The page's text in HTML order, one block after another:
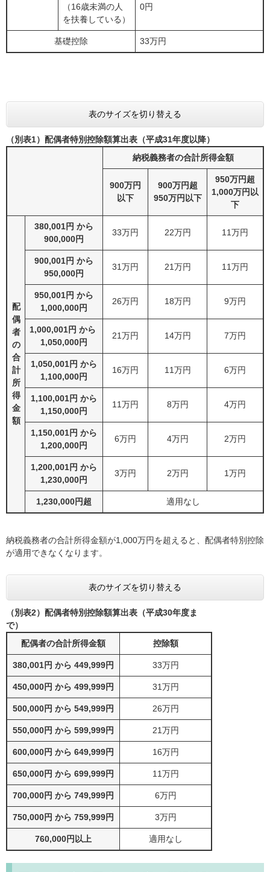
（16歳未満の人
を扶養している）
0円
基礎控除 33万円
表のサイズを切り替える
（別表1）配偶者特別控除額算出表（平成31年度以降）
納税義務者の合計所得金額
900万円
以下
900万円超
950万円以下
950万円超
1,000万円以
下
配
偶
者
の
合
計
所
得
金
額
380,001円 から
900,000円
33万円 22万円 11万円
900,001円 から
950,000円
31万円 21万円 11万円
950,001円 から
1,000,000円
26万円 18万円 9万円
1,000,001円 から ​
1,050,000円
21万円 14万円 7万円
1,050,001円 から
1,100,000円
16万円 11万円 6万円
1,100,001円 から
1,150,000円
11万円 8万円 4万円
1,150,001円 から
1,200,000円
6万円 4万円 2万円
1,200,001円 から
1,230,000円
3万円 2万円 1万円
1,230,000円超 適用なし
納税義務者の合計所得金額が1,000万円を超えると、配偶者特別控除
が適用できなくなります。
表のサイズを切り替える
（別表2）配偶者特別控除額算出表（平成30年度ま
で）
配偶者の合計所得金額
控除額
380,001円 から 449,999円 33万円
450,000円 から 499,999円 31万円
500,000円 から 549,999円 26万円
550,000円 から 599,999円 21万円
600,000円 から 649,999円 16万円
650,000円 から 699,999円 11万円
700,000円 から 749,999円 6万円
750,000円 から 759,999円 3万円
760,000円以上 適用なし